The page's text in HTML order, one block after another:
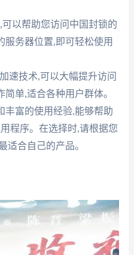
以帮助您访问中国封锁的
服务器位置,即可轻松使用
速技术,可以大幅提升访问
单,适合各种用户群体。
丰富的使用经验,能够帮助
程序。在选择时,请根据您
适合自己的产品。